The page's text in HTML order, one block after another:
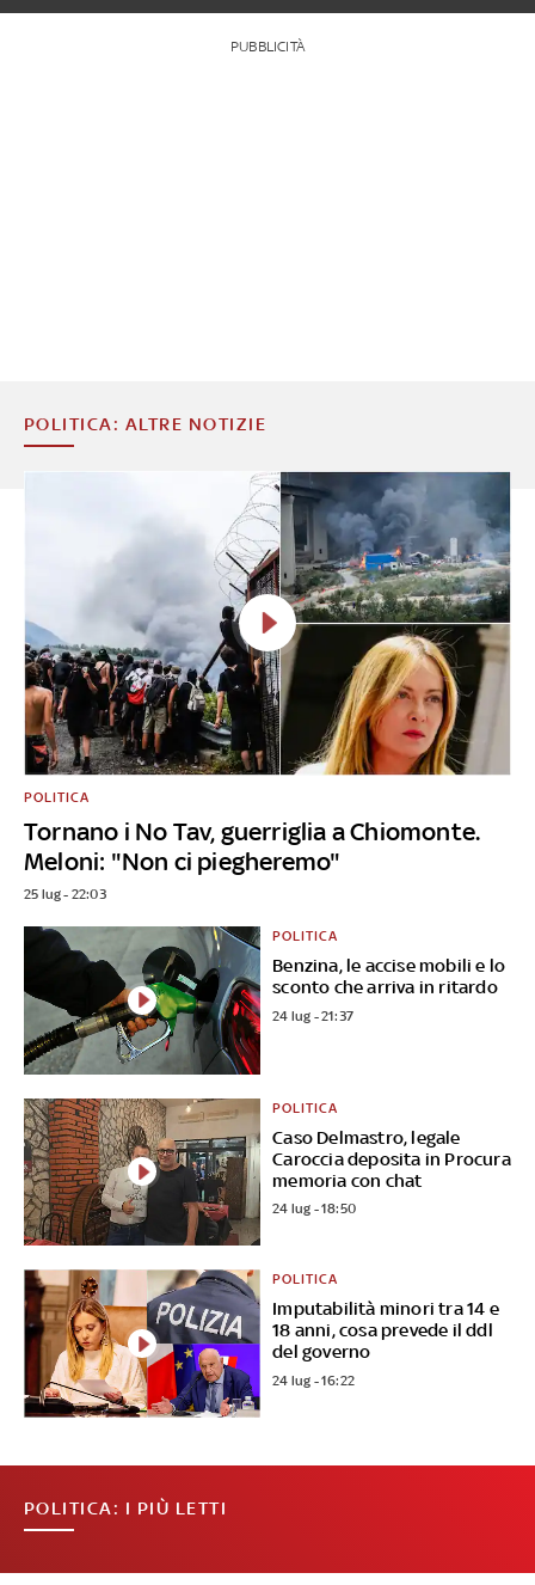
PUBBLICITÀ
POLITICA: ALTRE NOTIZIE
Tornano i No Tav, guerriglia a Chiomonte.
Meloni: "Non ci piegheremo"
POLITICA
25 lug - 22:03
Benzina, le accise mobili e lo
sconto che arriva in ritardo
POLITICA
24 lug - 21:37
Caso Delmastro, legale
Caroccia deposita in Procura
memoria con chat
POLITICA
24 lug - 18:50
Imputabilità minori tra 14 e
18 anni, cosa prevede il ddl
del governo
POLITICA
24 lug - 16:22
POLITICA: I PIÙ LETTI